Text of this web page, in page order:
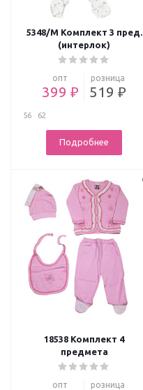
5348/М Комплект 3 пред.
(интерлок)
опт
399 ₽
розница
519 ₽
56 62
Подробнее
18538 Комплект 4
предмета
опт розница